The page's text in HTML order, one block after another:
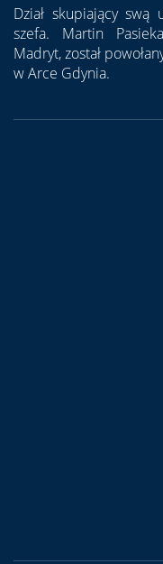
Dział skupiający swą
szefa. Martin
Madryt, został
w Arce Gdynia.